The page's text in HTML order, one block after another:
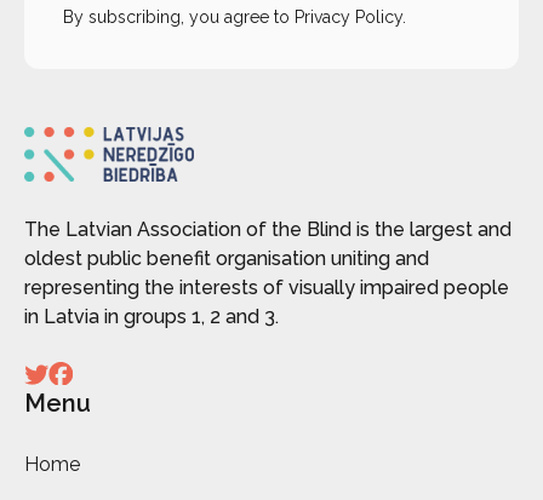
By subscribing, you agree to Privacy Policy.
The Latvian Association of the Blind is the largest and
oldest public benefit organisation uniting and
representing the interests of visually impaired people
in Latvia in groups 1, 2 and 3.
Menu
Home